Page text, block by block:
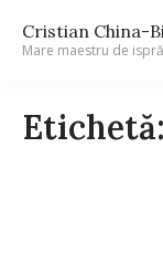
Cristian China-
Mare maestru de